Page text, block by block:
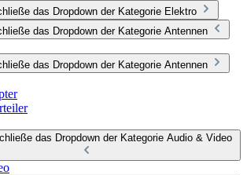
das Dropdown der Kategorie Elektro
das Dropdown der Kategorie Antennen
das Dropdown der Kategorie Antennen
das Dropdown der Kategorie Audio & Video